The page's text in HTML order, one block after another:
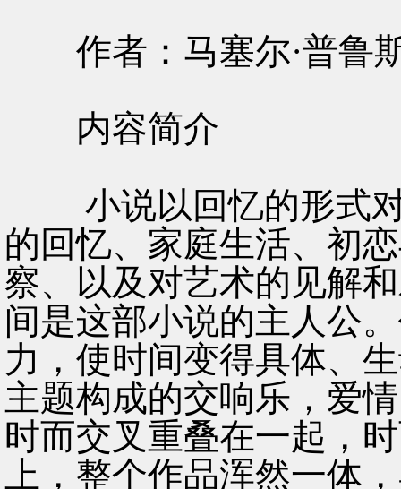
作者：马塞尔·普鲁
内容简介
小说以回忆的形式对
的回忆、家庭生活、初
察、以及对艺术的见解
间是这部小说的主人公
力，使时间变得具体、
主题构成的交响乐，爱
时而交叉重叠在一起，
上，整个作品浑然一体